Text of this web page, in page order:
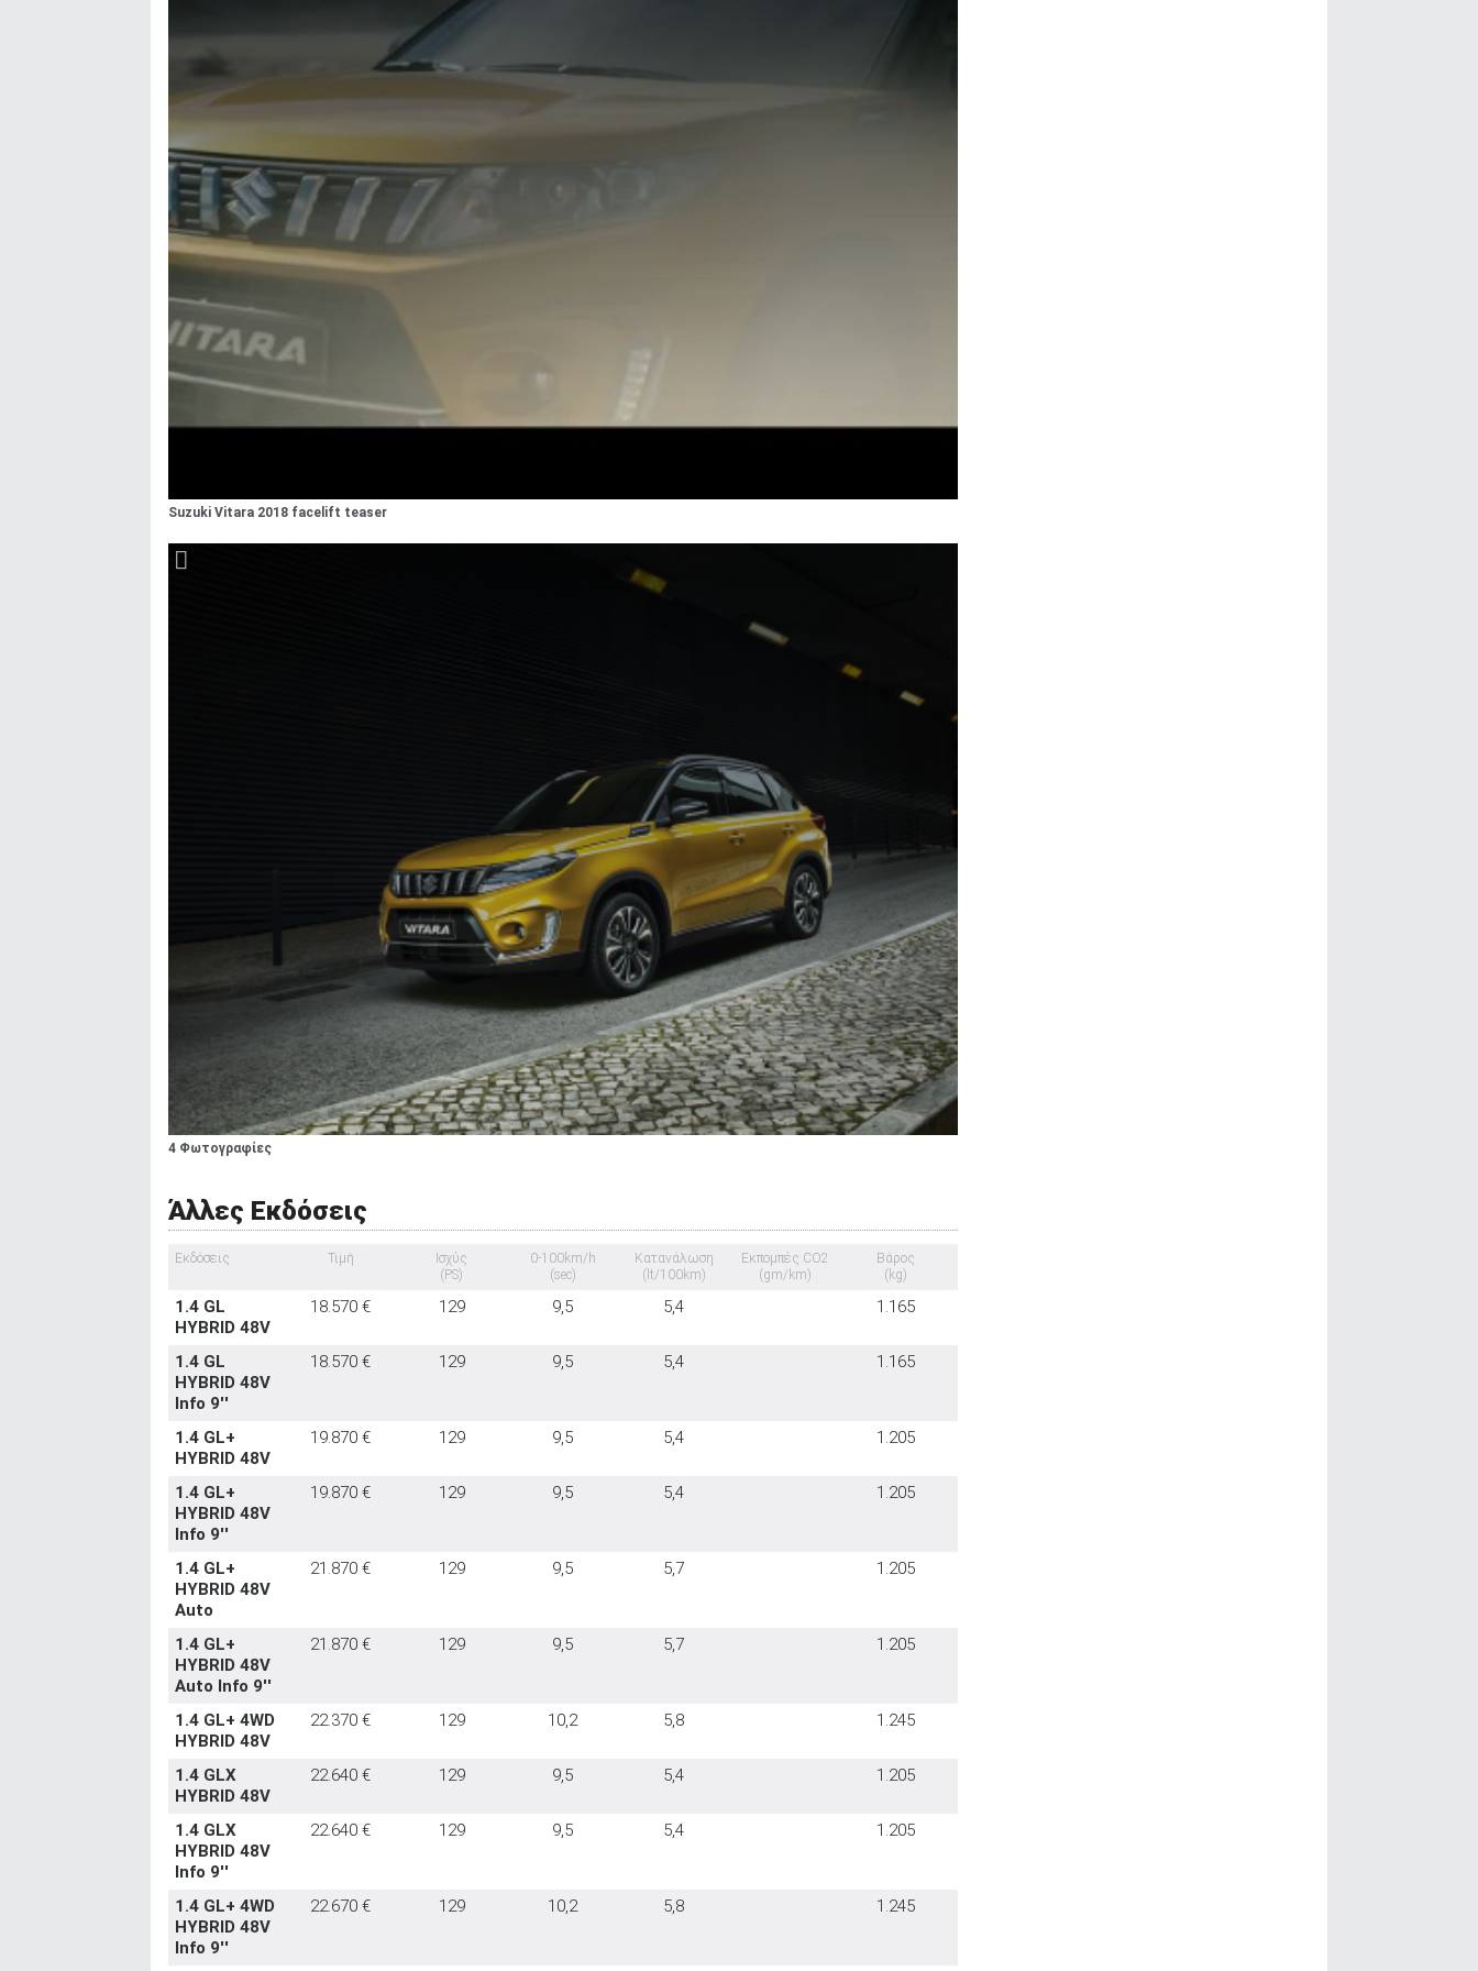
Suzuki Vitara 2018 facelift teaser
4 Φωτογραφίες
Άλλες Εκδόσεις
Εκδόσεις Τιμή
Ισχύς
(PS)
0-100km/h
(sec)
Κατανάλωση
(lt/100km)
Εκπομπές CO2
(gm/km)
Βάρος
(kg)
1.4 GL
HYBRID 48V
18.570 € 129 9,5 5,4 1.165
1.4 GL
HYBRID 48V
Info 9''
18.570 € 129 9,5 5,4 1.165
1.4 GL+
HYBRID 48V
19.870 € 129 9,5 5,4 1.205
1.4 GL+
HYBRID 48V
Info 9''
19.870 € 129 9,5 5,4 1.205
1.4 GL+
HYBRID 48V
Auto
21.870 € 129 9,5 5,7 1.205
1.4 GL+
HYBRID 48V
Auto Info 9''
21.870 € 129 9,5 5,7 1.205
1.4 GL+ 4WD
HYBRID 48V
22.370 € 129 10,2 5,8 1.245
1.4 GLX
HYBRID 48V
22.640 € 129 9,5 5,4 1.205
1.4 GLX
HYBRID 48V
Info 9''
22.640 € 129 9,5 5,4 1.205
1.4 GL+ 4WD
HYBRID 48V
Info 9''
22.670 € 129 10,2 5,8 1.245